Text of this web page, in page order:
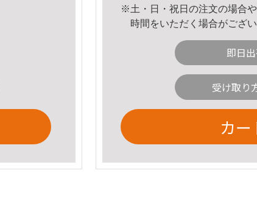
※土・日・祝日の注文の場合
時間をいただく場合がござい
即日
受け取り
カー